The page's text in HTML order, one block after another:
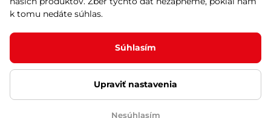
Kariéra
© 2026 Stores inSPORTline SK, s.r.o. Všetky práva vyhradené
Ochrana osobných údajov Nastavenie cookies
k tomu nedáte súhlas.
Súhlasím
Upraviť nastavenia
Nesúhlasím